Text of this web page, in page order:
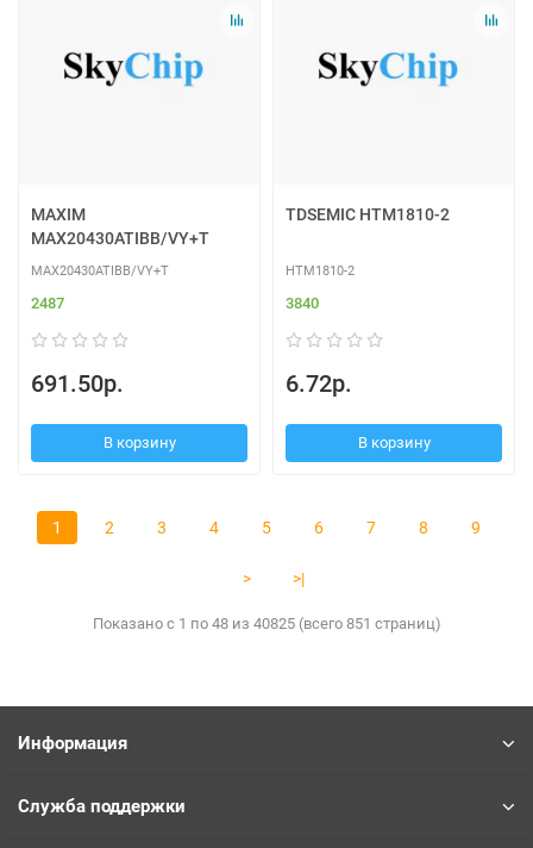
MAXIM
MAX20430ATIBB/VY+T
MAX20430ATIBB/VY+T
2487
691.50р.
В корзину
TDSEMIC HTM1810-2
HTM1810-2
3840
6.72р.
В корзину
1 2 3 4 5 6 7 8 9
> >|
Показано с 1 по 48 из 40825 (всего 851 страниц)
Информация
Служба поддержки